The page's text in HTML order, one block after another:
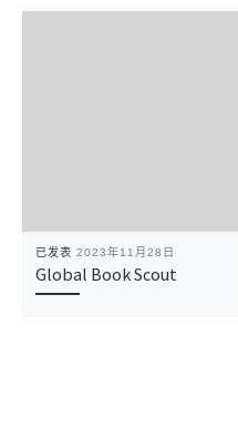
已发表 2023年11月28日
Global Book Scout